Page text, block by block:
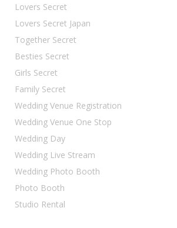
Lovers Secret
Lovers Secret Japan
Together Secret
Besties Secret
Girls Secret
Family Secret
Wedding Venue Registration
Wedding Venue One Stop
Wedding Day
Wedding Live Stream
Wedding Photo Booth
Photo Booth
Studio Rental